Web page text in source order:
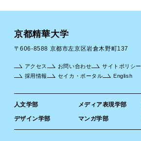
京都精華大学
〒606-8588 京都市左京区岩倉木野町137
人文学部 メディア表現学部
デザイン学部 マンガ学部
アクセス お問い合わせ サイトポリシー
採用情報
セイカ・ポータル English